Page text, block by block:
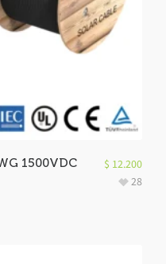
1500VDC
$ 12.200
28